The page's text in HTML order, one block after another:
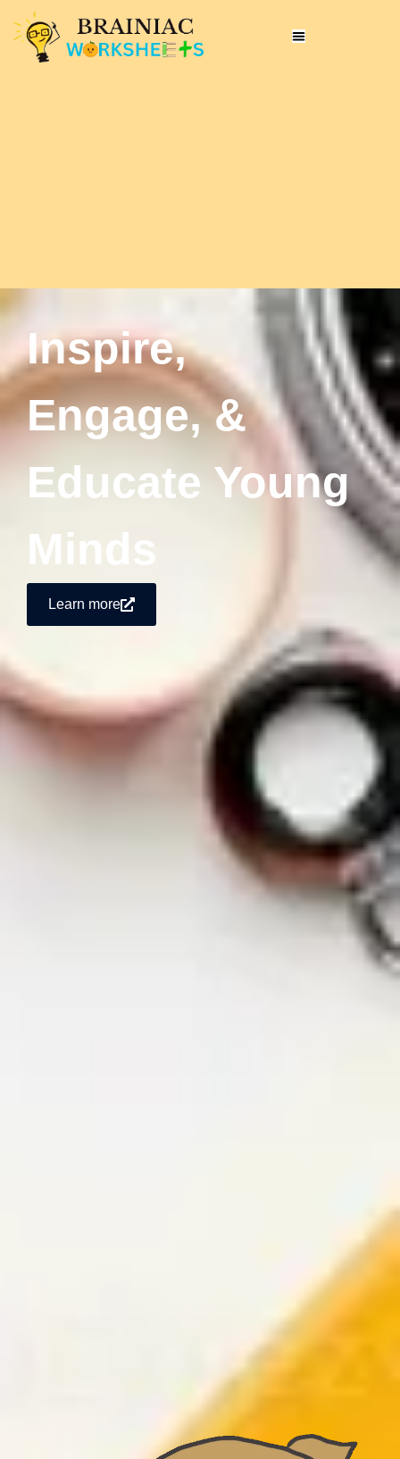
Inspire,
Engage, &
Educate Young
Minds
Learn more